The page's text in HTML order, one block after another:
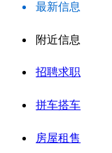
最新信息
附近信息
招聘求职
拼车搭车
房屋租售